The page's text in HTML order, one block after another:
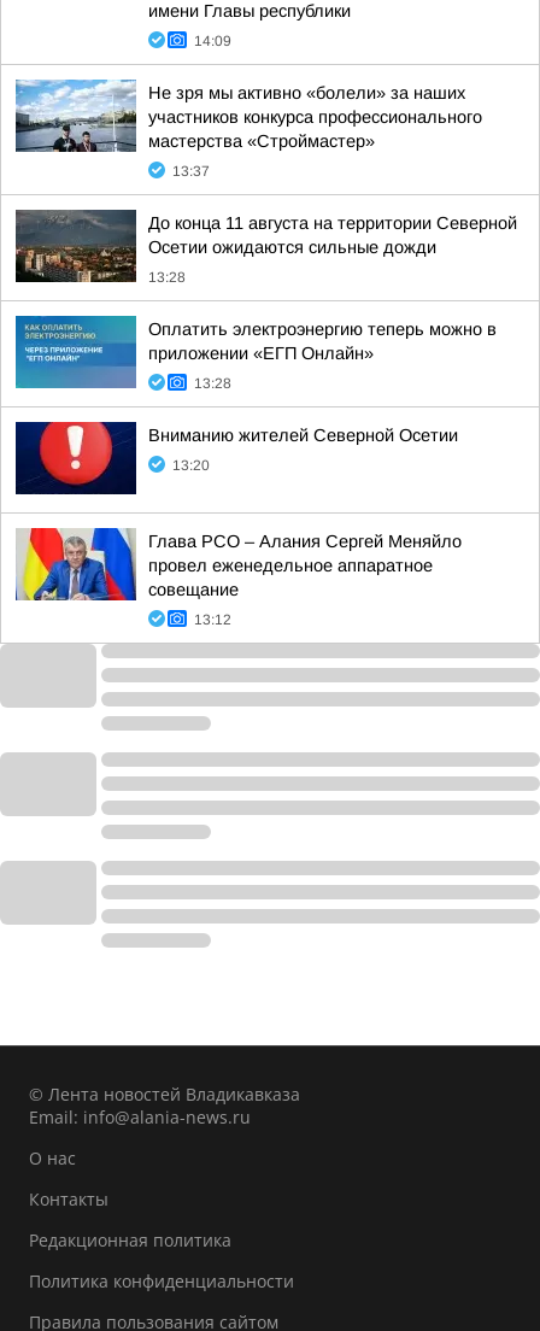
имени Главы республики
14:09
Не зря мы активно «болели» за наших
участников конкурса профессионального
мастерства «Строймастер»
13:37
До конца 11 августа на территории Северной
Осетии ожидаются сильные дожди
13:28
Оплатить электроэнергию теперь можно в
приложении «ЕГП Онлайн»
13:28
Вниманию жителей Северной Осетии
13:20
Глава РСО – Алания Сергей Меняйло
провел еженедельное аппаратное
совещание
13:12
© Лента новостей Владикавказа
Email: info@alania-news.ru
О нас
Контакты
Редакционная политика
Политика конфиденциальности
Правила пользования сайтом